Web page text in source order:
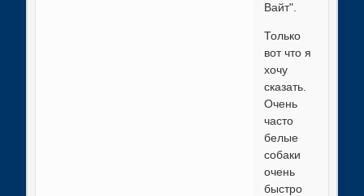
Вайт".
Только
вот что я
хочу
сказать.
Очень
часто
белые
собаки
очень
быстро